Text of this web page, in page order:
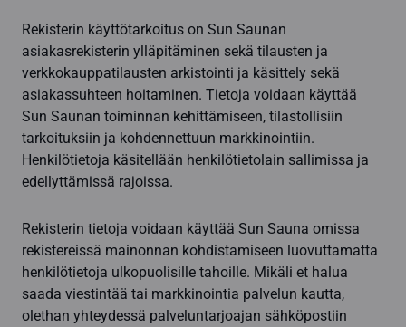
Rekisterin käyttötarkoitus on Sun Saunan
asiakasrekisterin ylläpitäminen sekä tilausten ja
verkkokauppatilausten arkistointi ja käsittely sekä
asiakassuhteen hoitaminen. Tietoja voidaan käyttää
Sun Saunan toiminnan kehittämiseen, tilastollisiin
tarkoituksiin ja kohdennettuun markkinointiin.
Henkilötietoja käsitellään henkilötietolain sallimissa ja
edellyttämissä rajoissa.
Rekisterin tietoja voidaan käyttää Sun Sauna omissa
rekistereissä mainonnan kohdistamiseen luovuttamatta
henkilötietoja ulkopuolisille tahoille. Mikäli et halua
saada viestintää tai markkinointia palvelun kautta,
olethan yhteydessä palveluntarjoajan sähköpostiin